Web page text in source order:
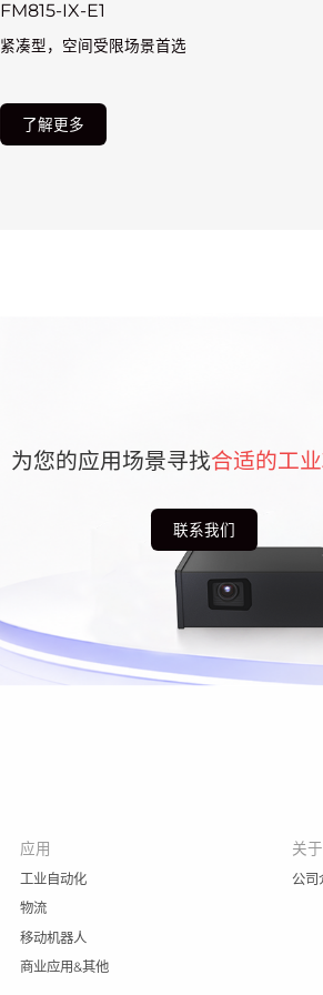
FM815-IX-E1
紧凑型，空间受限场景首选
了解更多
为您的应用场景寻找合适的工
联系我们
应用
工业自动化
物流
移动机器人
商业应用&其他
关
公司